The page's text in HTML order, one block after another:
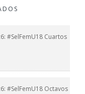
#SelFemU18 Cuartos
#SelFemU18 Octavos